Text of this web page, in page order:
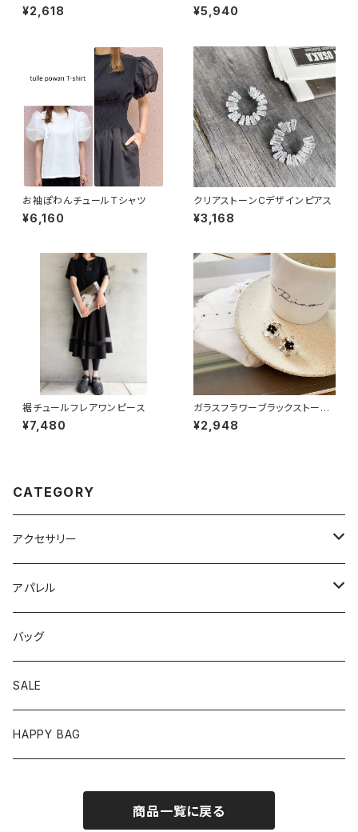
¥2,618 ¥5,940
お袖ぽわんチュールＴシャツ
¥6,160
クリアストーンCデザインピアス
¥3,168
裾チュールフレアワンピース
¥7,480
ガラスフラワーブラックストーン
ピアス
¥2,948
CATEGORY
アクセサリー
ピアス
イヤリング
リング
バングル/ブレスレット
アパレル
トップス
ワンピース
ボトムス
バッグ
SALE
HAPPY BAG
商品一覧に戻る